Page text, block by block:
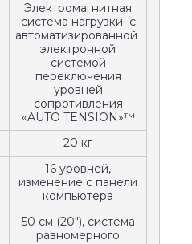
Электромагнитная
система нагрузки с
автоматизированной
электронной
системой
переключения
уровней
сопротивления
«AUTO TENSION»™
20 кг
16 уровней,
изменение с панели
компьютера
50 см (20"), система
равномерного